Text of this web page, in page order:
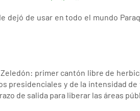
dejó de usar en todo el mundo
Zeledón: primer cantón libre de
presidenciales y de la intensidad
de salida para liberar las áreas